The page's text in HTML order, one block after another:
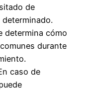
de
determina cómo
durante
caso de